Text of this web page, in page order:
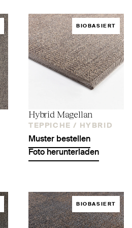
BIOBASIERT
Hybrid Magellan
TEPPICHE / HYBRID
Muster bestellen
Foto herunterladen
BIOBASIERT